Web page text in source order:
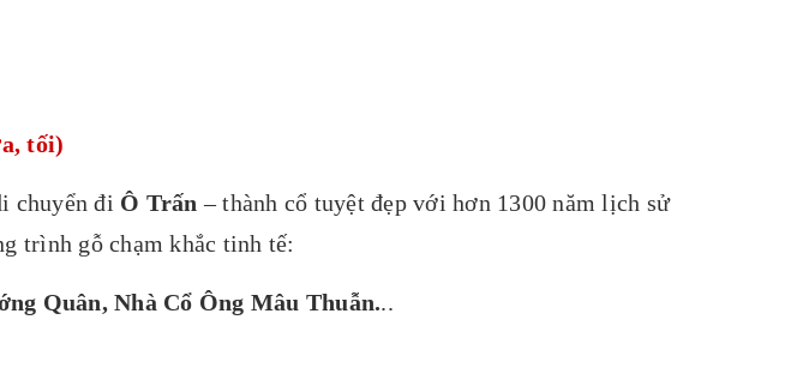
tối)
chuyển đi Ô Trấn – thành cổ tuyệt đẹp với hơn 1300 năm lịch sử
trình gỗ chạm khắc tinh tế:
Quân, Nhà Cổ Ông Mâu Thuẫn...